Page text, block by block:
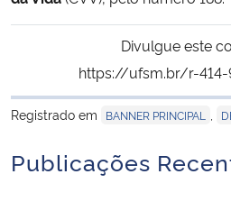
Divulgue este
https://ufsm.br/r-
Registrado em
BANNER PRINCIPAL
Publicações